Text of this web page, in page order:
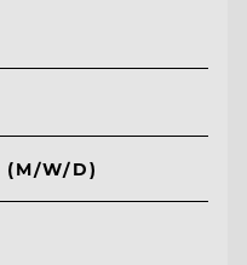
(M/W/D)